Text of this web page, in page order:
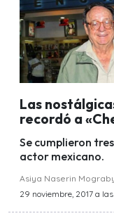
Las
recordó a
Se cumplieron
actor mexicano.
Asiya Naserin
29 noviembre, 2017 a